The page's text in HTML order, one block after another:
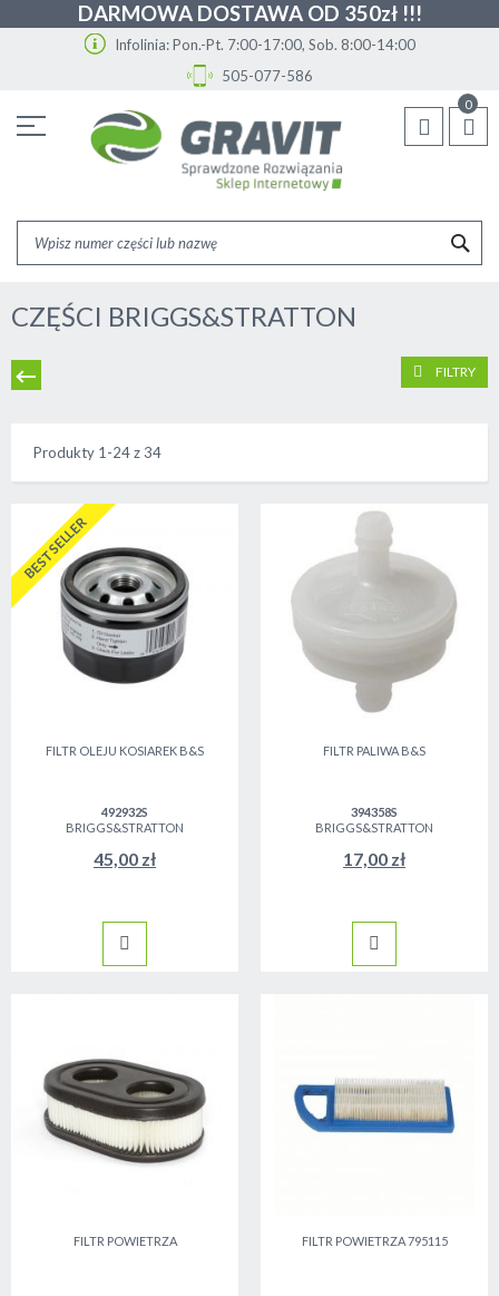
DARMOWA DOSTAWA OD 350zł !!!
Infolinia: Pon.-Pt. 7:00-17:00, Sob. 8:00-14:00
505-077-586
treści
0
CZĘŚCI BRIGGS&STRATTON
Produkty 1-24z 34
BESTSELLER
FILTR OLEJU KOSIAREK B&S
492932S
BRIGGS&STRATTON
45,00 zł
FILTR PALIWA B&S
394358S
BRIGGS&STRATTON
17,00 zł
FILTR POWIETRZA FILTR POWIETRZA 795115
FILTRY